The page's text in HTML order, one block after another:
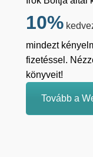
10%
mindezt
fizetéssel.
könyveit!
Tovább a